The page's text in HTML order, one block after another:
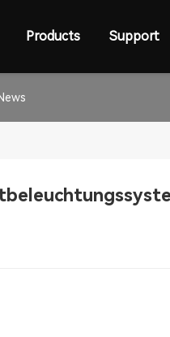
Products Support